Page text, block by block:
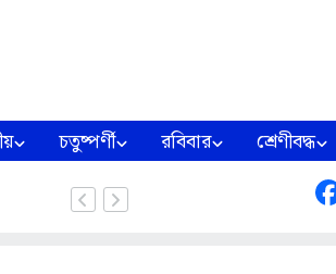
চতুষ্পর্ণী রবিবার শ্রেণীবদ্ধ